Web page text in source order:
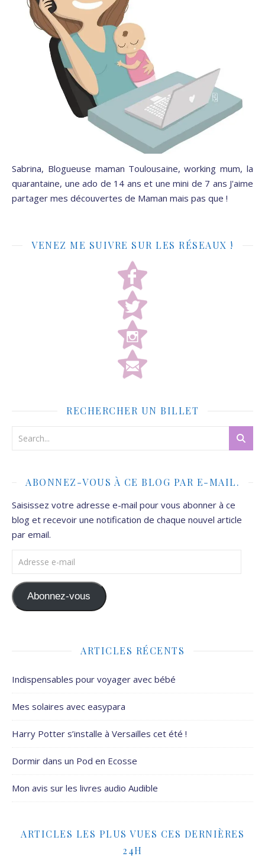
Sabrina, Blogueuse maman Toulousaine, working mum, la
quarantaine, une ado de 14 ans et une mini de 7 ans J'aime
partager mes découvertes de Maman mais pas que !
VENEZ ME SUIVRE SUR LES RÉSEAUX !
RECHERCHER UN BILLET
ABONNEZ-VOUS À CE BLOG PAR E-MAIL.
Saisissez votre adresse e-mail pour vous abonner à ce
blog et recevoir une notification de chaque nouvel article
par email.
Adresse e-mail
Abonnez-vous
ARTICLES RÉCENTS
Indispensables pour voyager avec bébé
Mes solaires avec easypara
Harry Potter s’installe à Versailles cet été !
Dormir dans un Pod en Ecosse
Mon avis sur les livres audio Audible
ARTICLES LES PLUS VUES CES DERNIÈRES
24H